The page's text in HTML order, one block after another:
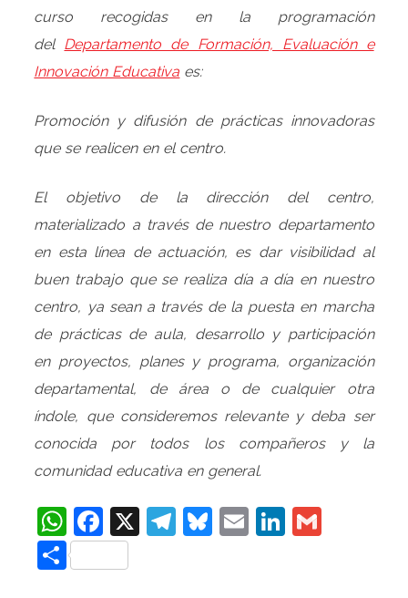
curso recogidas en la programación
del Departamento de Formación, Evaluación e
Innovación Educativa es:
Promoción y difusión de prácticas innovadoras
que se realicen en el centro.
El objetivo de la dirección del centro,
materializado a través de nuestro departamento
en esta línea de actuación, es dar visibilidad al
buen trabajo que se realiza día a día en nuestro
centro, ya sean a través de la puesta en marcha
de prácticas de aula, desarrollo y participación
en proyectos, planes y programa, organización
departamental, de área o de cualquier otra
índole, que consideremos relevante y deba ser
conocida por todos los compañeros y la
comunidad educativa en general.
WhatsApp
Facebook
X Telegram
Bluesky
EmailLinkedIn
Compartir